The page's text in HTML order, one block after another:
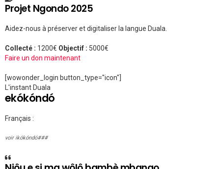
Projet Ngondo 2025
Aidez-nous à préserver et digitaliser la langue Duala.
Collecté : 1200€ Objectif : 5000€
Faire un don maintenant
[wowonder_login button_type="icon"]
L'instant Duala
ekókóndó
Français :
voir ikókóndó###